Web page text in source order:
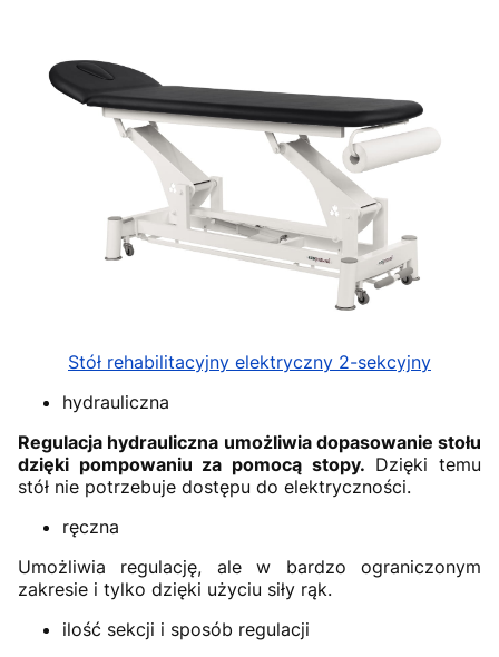
Stół rehabilitacyjny elektryczny 2-sekcyjny
hydrauliczna
Regulacja hydrauliczna umożliwia dopasowanie stołu
dzięki pompowaniu za pomocą stopy. Dzięki temu
stół nie potrzebuje dostępu do elektryczności.
ręczna
Umożliwia regulację, ale w bardzo ograniczonym
zakresie i tylko dzięki użyciu siły rąk.
ilość sekcji i sposób regulacji